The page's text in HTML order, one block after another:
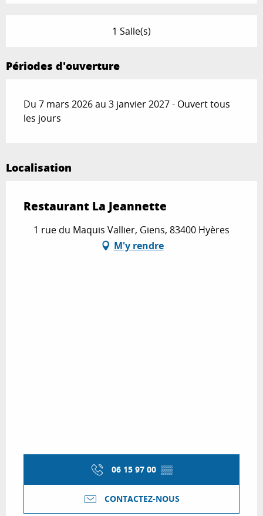
1 Salle(s)
Périodes d'ouverture
Du 7 mars 2026 au 3 janvier 2027 - Ouvert tous
les jours
Localisation
Restaurant La Jeannette
1 rue du Maquis Vallier, Giens, 83400 Hyères
M'y rendre
06 15 97 00 ▒▒
CONTACTEZ-NOUS